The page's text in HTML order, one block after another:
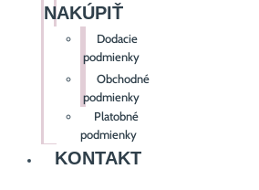
NAKÚPIŤ
Dodacie
podmienky
Obchodné
podmienky
Platobné
podmienky
KONTAKT